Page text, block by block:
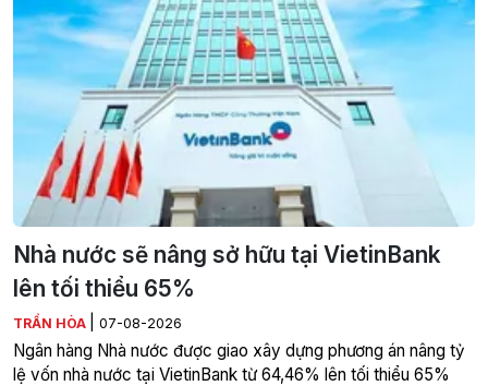
Nhà nước sẽ nâng sở hữu tại VietinBank
lên tối thiểu 65%
TRẦN HÒA 07-08-2026
Ngân hàng Nhà nước được giao xây dựng phương án nâng tỷ
lệ vốn nhà nước tại VietinBank từ 64,46% lên tối thiểu 65%